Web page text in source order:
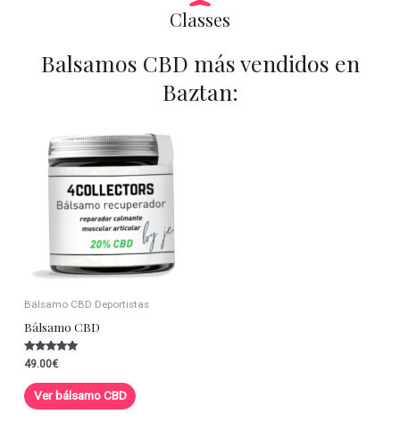
Classes
Balsamos CBD más vendidos en
Baztan:
Bálsamo CBD Deportistas
Bálsamo CBD
Valorado con
5.00
de 5
49.00€
Ver bálsamo CBD